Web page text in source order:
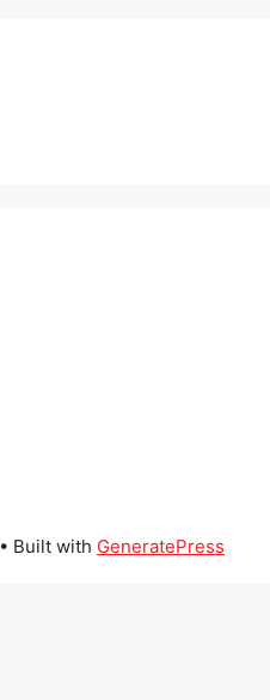
• Built with GeneratePress